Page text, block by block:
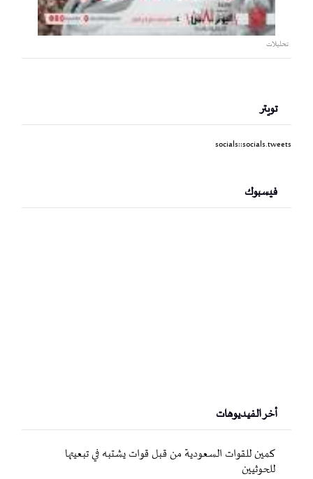
تحليلات
تويتر
socials::socials.tweets
فيسبوك
أخر الفيديوهات
كمين للقوات السعودية من قبل قوات يشتبه في تبعيتها
للحوثيين